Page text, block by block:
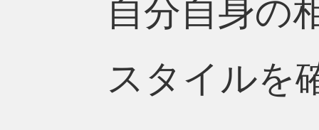
自分自身の
スタイルを